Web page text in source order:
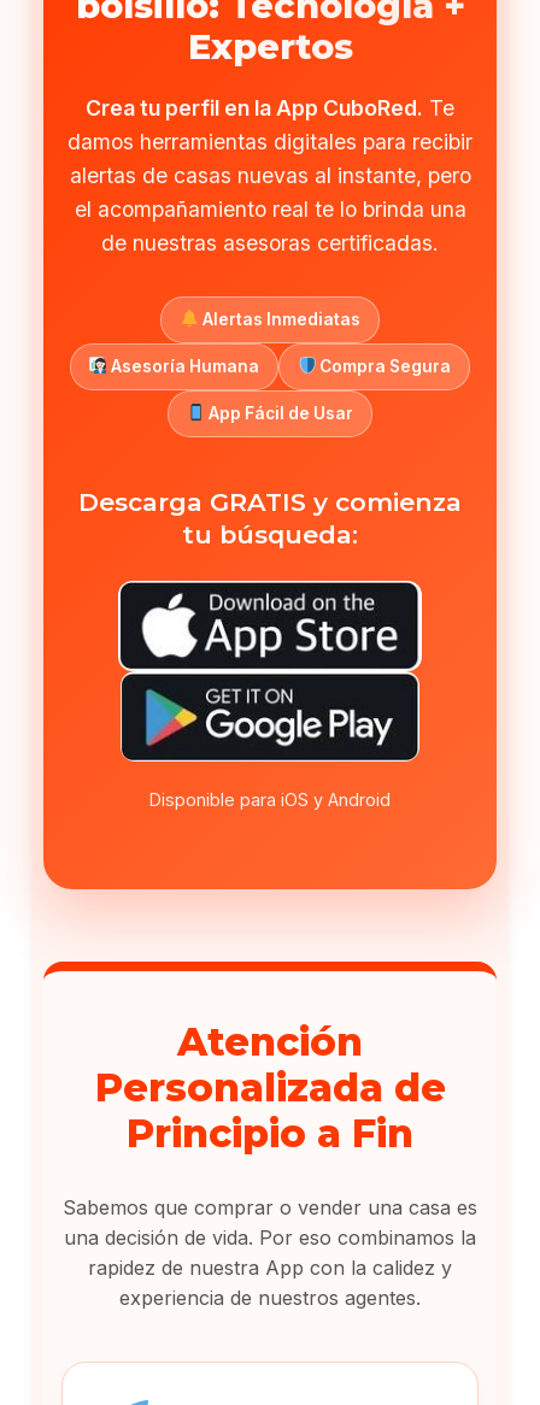
Expertos
Crea tu perfil en la App CuboRed. Te
damos herramientas digitales para recibir
alertas de casas nuevas al instante, pero
el acompañamiento real te lo brinda una
de nuestras asesoras certificadas.
Alertas Inmediatas
Asesoría Humana Compra Segura
App Fácil de Usar
Descarga GRATIS y comienza
tu búsqueda:
Disponible para iOS y Android
Atención
Personalizada de
Principio a Fin
Sabemos que comprar o vender una casa es
una decisión de vida. Por eso combinamos la
rapidez de nuestra App con la calidez y
experiencia de nuestros agentes.